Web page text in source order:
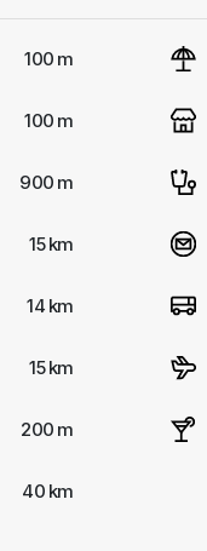
100 m
100 m
900 m
15 km
14 km
15 km
200 m
40 km